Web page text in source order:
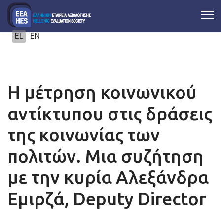
Επιλέξτε τη γλώσσα σας
EL EN
Η μέτρηση κοινωνικού
αντίκτυπου στις δράσεις
της κοινωνίας των
πολιτών. Μια συζήτηση
με την κυρία Αλεξάνδρα
Εμιρζά, Deputy Director